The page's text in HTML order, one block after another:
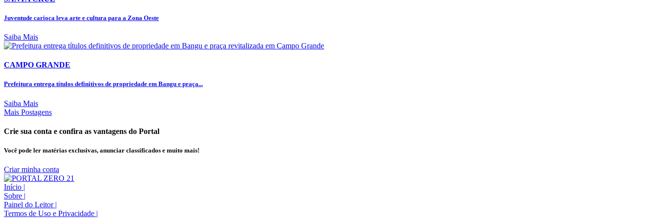
Juventude carioca leva arte e cultura para a Zona Oeste
Saiba Mais
CAMPO GRANDE
Prefeitura entrega títulos definitivos de propriedade em Bangu e praça...
Saiba Mais
Mais Postagens
Crie sua conta e confira as vantagens do Portal
Você pode ler matérias exclusivas, anunciar classificados e muito mais!
Criar minha conta
Início |
Sobre |
Painel do Leitor |
Termos de Uso e Privacidade |